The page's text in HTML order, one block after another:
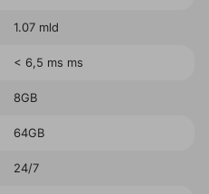
1.07 mld
< 6,5 ms ms
8GB
64GB
24/7